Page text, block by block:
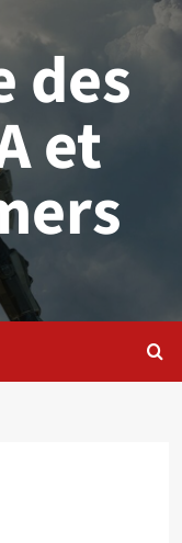
des
et